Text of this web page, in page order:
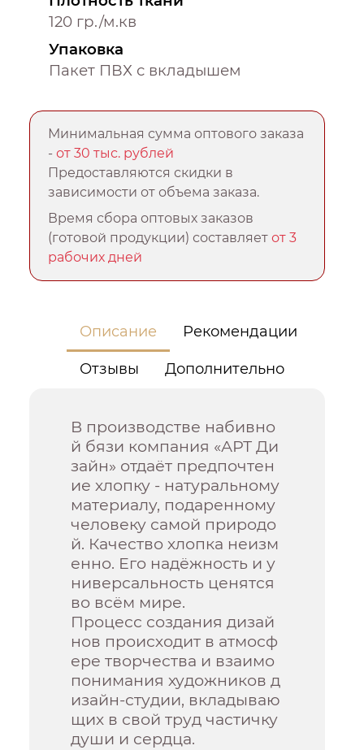
120 гр./м.кв
Упаковка
Пакет ПВХ с вкладышем
Минимальная сумма оптового заказа
-от 30 тыс. рублей
Предоставляются скидки в
зависимости от объема заказа.
Время сбора оптовых заказов
(готовой продукции) составляетот 3
рабочих дней
Описание Рекомендации
Отзывы Дополнительно
В производстве набивно
й бязи компания «АРТ Ди
зайн» отдаёт предпочтен
ие хлопку - натуральному
материалу, подаренному
человеку самой природо
й. Качество хлопка неизм
енно. Его надёжность и у
ниверсальность ценятся
во всём мире.
Процесс создания дизай
нов происходит в атмосф
ере творчества и взаимо
понимания художников д
изайн-студии, вкладываю
щих в свой труд частичку
души и сердца.